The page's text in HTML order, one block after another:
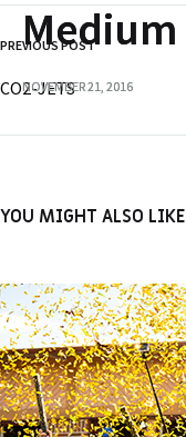
Medium
NOVEMBER 21, 2016
Medium
NOVEMBER 21, 2016
POST
PREVIOUS POST
CO2-JETS
YOU MIGHT ALSO LIKE